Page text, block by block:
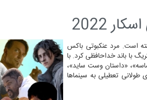
است. مرد عنکبوتی باکس
با باند خداحافظی کرد. با
«داستان وست ساید»،
تعطیلی به سینماها